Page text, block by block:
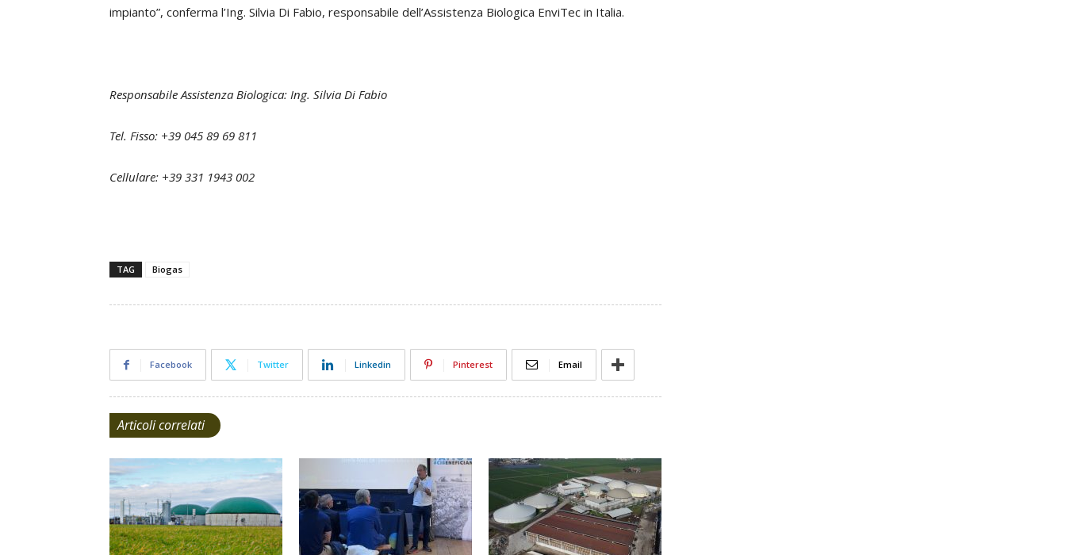
impianto”, conferma l’Ing. Silvia Di Fabio, responsabile dell’Assistenza Biologica EnviTec in Italia.
Responsabile Assistenza Biologica: Ing. Silvia Di Fabio
Tel. Fisso: +39 045 89 69 811
Cellulare: +39 331 1943 002
TAG Biogas
Facebook Twitter Linkedin Pinterest Email
Articoli correlati